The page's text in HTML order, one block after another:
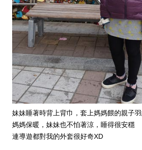
妹妹睡著時背上背巾，套上媽媽餵的親子
媽媽保暖，妹妹也不怕著涼，睡得很安穩
連導遊都對我的外套很好奇XD